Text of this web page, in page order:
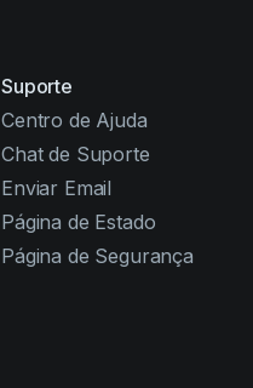
Suporte
Centro de Ajuda
Chat de Suporte
Enviar Email
Página de Estado
Página de Segurança